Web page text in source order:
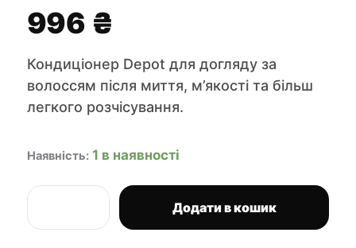
996 ₴
Кондиціонер Depot для догляду за
волоссям після миття, м’якості та більш
легкого розчісування.
Наявність: 1 в наявності
202
Додати в кошик